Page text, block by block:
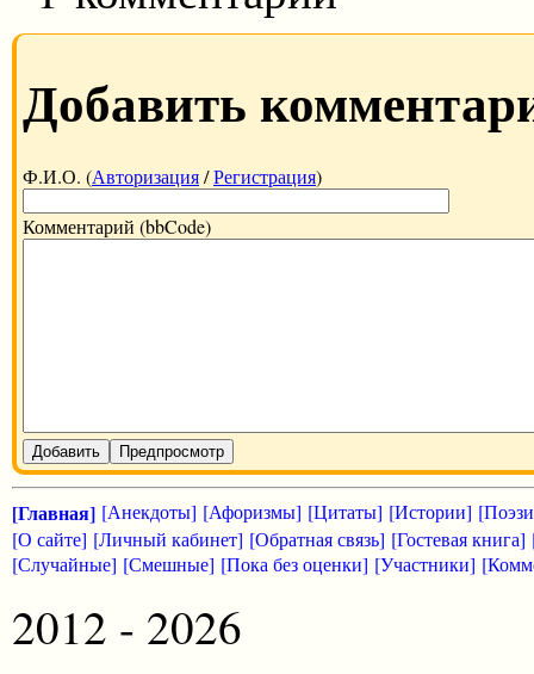
Добавить
Ф.И.О. (Авторизация/Регистрация)
Комментарий (bbCode)
Добавить Предпросмотр
[Главная] [Анекдоты] [Афоризмы] [Цитаты] [Истории]
[О сайте] [Личный кабинет] [Обратная связь] [Гостевая книга]
[Случайные] [Смешные] [Пока без оценки] [Участники]
2012 - 2026